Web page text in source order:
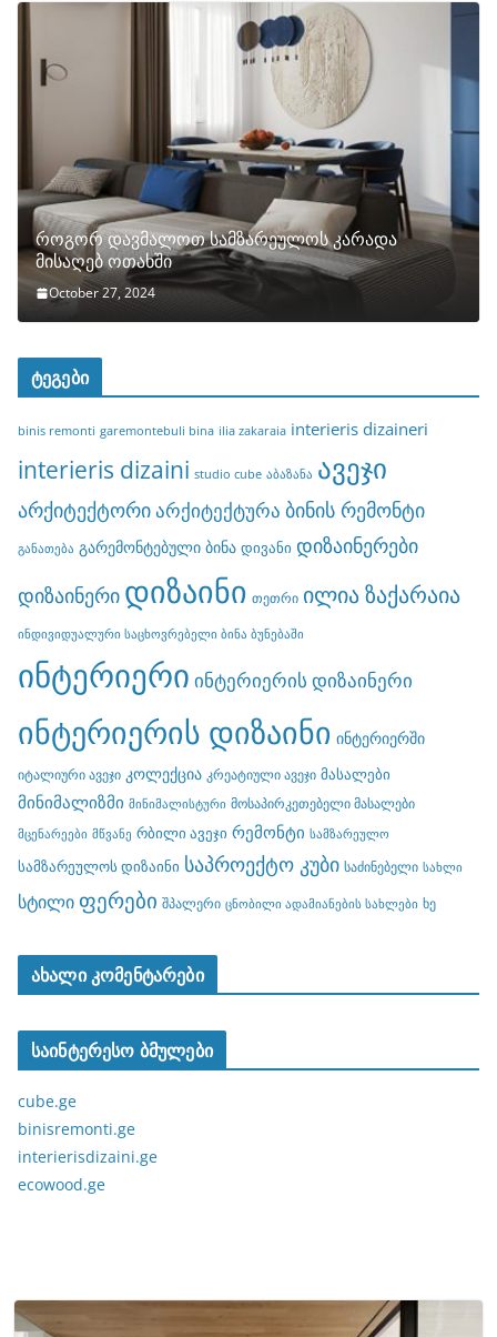
როგორ დავმალოთ სამზარეულოს კარადა
მისაღებ ოთახში
October 27, 2024
ტეგები
binis remonti garemontebuli bina ilia zakaraia interieris dizaineri
interieris dizaini studio cube აბაზანა ავეჯი
არქიტექტორიარქიტექტურა ბინის რემონტი
განათება გარემონტებული ბინა დივანი დიზაინერები
დიზაინერი დიზაინი თეთრი ილია ზაქარაია
ინდივიდუალური საცხოვრებელი ბინა ბუნებაში
ინტერიერი ინტერიერის დიზაინერი
ინტერიერის დიზაინი ინტერიერში
იტალიური ავეჯი კოლექცია კრეატიული ავეჯი მასალები
მინიმალიზმი მინიმალისტური მოსაპირკეთებელი მასალები
მცენარეები მწვანე რბილი ავეჯი რემონტი სამზარეულო
სამზარეულოს დიზაინი საპროექტო კუბი საძინებელი სახლი
სტილი ფერები შპალერი ცნობილი ადამიანების სახლები ხე
ახალი კომენტარები
საინტერესო ბმულები
cube.ge
binisremonti.ge
interierisdizaini.ge
ecowood.ge